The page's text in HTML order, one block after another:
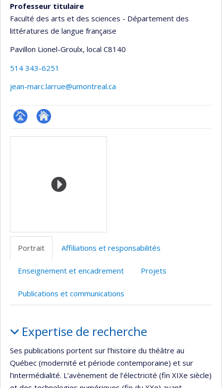
Professeur titulaire
Faculté des arts et des sciences - Département des
littératures de langue française
Pavillon Lionel-Groulx, local C8140
514 343-6251
jean-marc.larrue@umontreal.ca
Page Site
recherche
Médias
Portrait Affiliations et responsabilités
Enseignement et encadrement Projets
Publications et communications
Expertise de recherche
Ses publications portent sur l’histoire du théâtre au
Québec (modernité et période contemporaine) et sur
l’intermédialité. L’avènement de l’électricité (fin XIXe siècle)